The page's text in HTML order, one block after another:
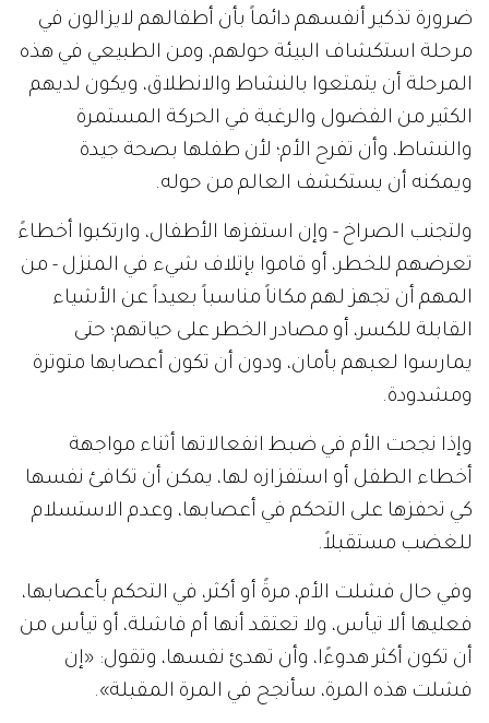
ضرورة تذكير أنفسهم دائماً بأن أطفالهم لايزالون في
مرحلة استكشاف البيئة حولهم، ومن الطبيعي في هذه
المرحلة أن يتمتعوا بالنشاط والانطلاق، ويكون لديهم
الكثير من الفضول والرغبة في الحركة المستمرة
والنشاط، وأن تفرح الأم؛ لأن طفلها بصحة جيدة
ويمكنه أن يستكشف العالم من حوله.
ولتجنب الصراخ - وإن استفزها الأطفال، وارتكبوا أخطاءً
تعرضهم للخطر، أو قاموا بإتلاف شيء في المنزل - من
المهم أن تجهز لهم مكاناً مناسباً بعيداً عن الأشياء
القابلة للكسر، أو مصادر الخطر على حياتهم؛ حتى
يمارسوا لعبهم بأمان، ودون أن تكون أعصابها متوترة
ومشدودة.
وإذا نجحت الأم في ضبط انفعالاتها أثناء مواجهة
أخطاء الطفل أو استفزازه لها، يمكن أن تكافئ نفسها
كي تحفزها على التحكم في أعصابها، وعدم الاستسلام
للغضب مستقبلاً.
وفي حال فشلت الأم، مرةً أو أكثر، في التحكم بأعصابها،
فعليها ألا تيأس، ولا تعتقد أنها أم فاشلة، أو تيأس من
أن تكون أكثر هدوءًا، وأن تهدئ نفسها، وتقول: «إن
فشلت هذه المرة، سأنجح في المرة المقبلة».